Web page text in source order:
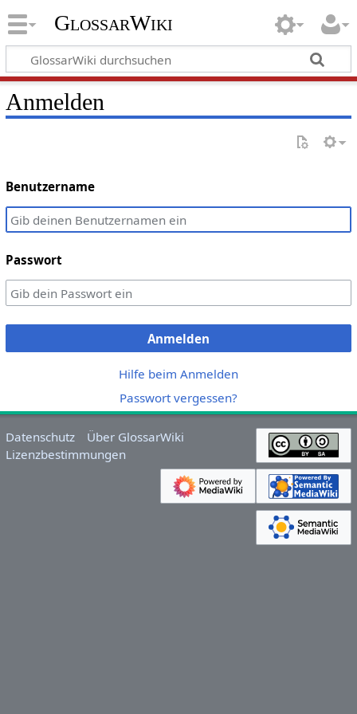
GlossarWiki
Anmelden
Benutzername
Passwort
Anmelden
Hilfe beim Anmelden
Passwort vergessen?
Datenschutz
Über GlossarWiki
Lizenzbestimmungen